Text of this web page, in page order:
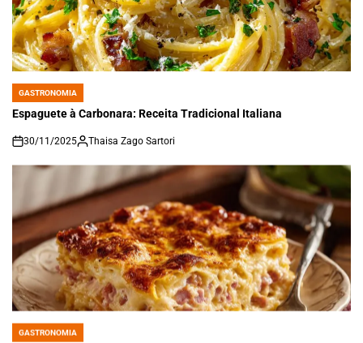
POSTED
IN
GASTRONOMIA
Espaguete à Carbonara: Receita Tradicional Italiana
on
30/11/2025 Thaisa Zago Sartori
POSTED
GASTRONOMIA